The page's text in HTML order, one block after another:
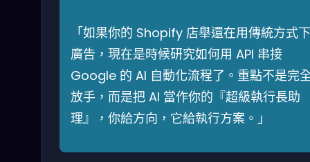
「如果你的 Shopify 店舉還在用傳統方式下
廣告，現在是時候研究如何用 API 串接
Google 的 AI 自動化流程了。重點不是完
放手，而是把 AI 當作你的『超級執行長助
理』，你給方向，它給執行方案。」